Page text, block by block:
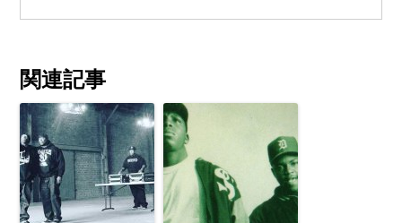
関連記事